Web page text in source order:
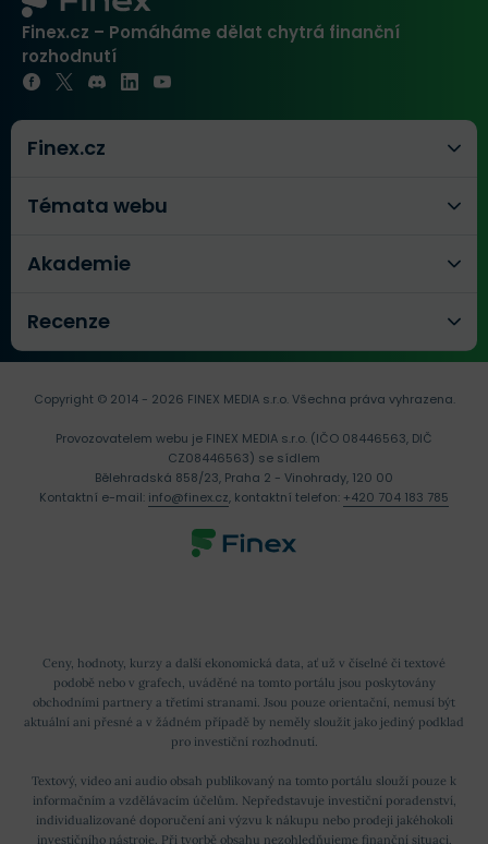
Finex.cz – Pomáháme dělat chytrá finanční
rozhodnutí
Finex.cz
Témata webu
Akademie
Recenze
Ceny, hodnoty, kurzy a další ekonomická data, ať už v číselné či textové
podobě nebo v grafech, uváděné na tomto portálu jsou poskytovány
obchodními partnery a třetími stranami. Jsou pouze orientační, nemusí být
aktuální ani přesné a v žádném případě by neměly sloužit jako jediný podklad
pro investiční rozhodnutí.
Textový, video ani audio obsah publikovaný na tomto portálu slouží pouze k
informačním a vzdělávacím účelům. Nepředstavuje investiční poradenství,
individualizované doporučení ani výzvu k nákupu nebo prodeji jakéhokoli
investičního nástroje. Při tvorbě obsahu nezohledňujeme finanční situaci,
Copyright © 2014 - 2026 FINEX MEDIA s.r.o.Všechna práva vyhrazena.
Provozovatelem webu je FINEX MEDIA s.r.o. (IČO 08446563, DIČ
CZ08446563) se sídlem
Bělehradská 858/23, Praha 2 - Vinohrady, 120 00
Kontaktní e-mail: info@finex.cz, kontaktní telefon: +420 704 183 785